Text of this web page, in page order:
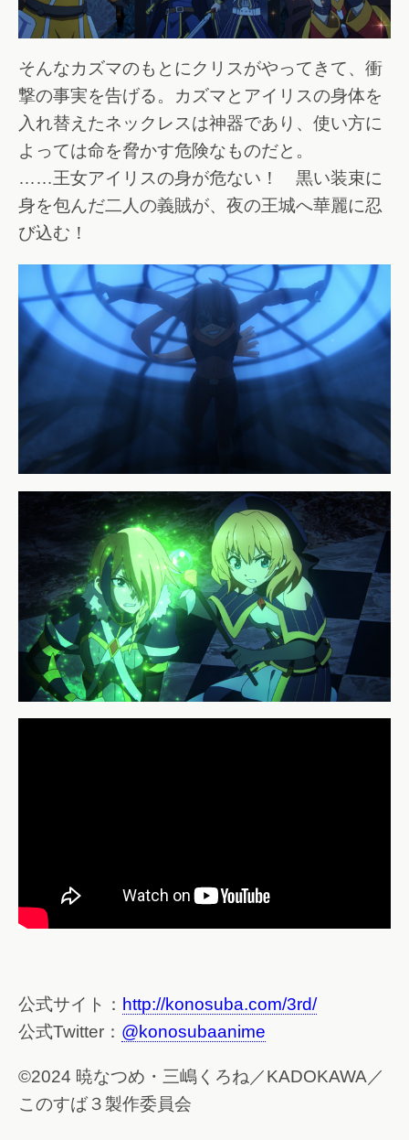
そんなカズマのもとにクリスがやってきて、衝
撃の事実を告げる。カズマとアイリスの身体を
入れ替えたネックレスは神器であり、使い方に
よっては命を脅かす危険なものだと。
……王女アイリスの身が危ない！ 黒い装束に
身を包んだ二人の義賊が、夜の王城へ華麗に忍
び込む！
公式サイト： http://konosuba.com/3rd/
公式Twitter： @konosubaanime
©2024 暁なつめ・三嶋くろね／KADOKAWA／
このすば３製作委員会